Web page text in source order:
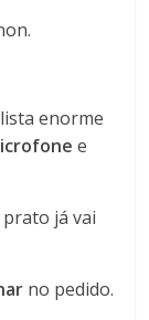
enorme
e
já vai
no pedido.